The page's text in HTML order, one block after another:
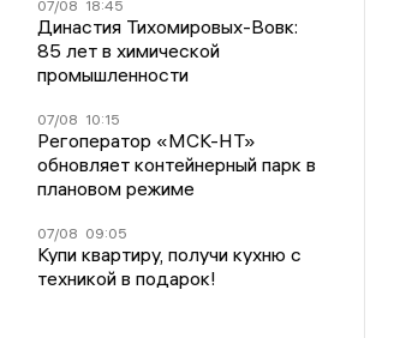
07/08 18:45
Династия Тихомировых-Вовк:
85 лет в химической
промышленности
07/08 10:15
Регоператор «МСК-НТ»
обновляет контейнерный парк в
плановом режиме
07/08 09:05
Купи квартиру, получи кухню с
техникой в подарок!